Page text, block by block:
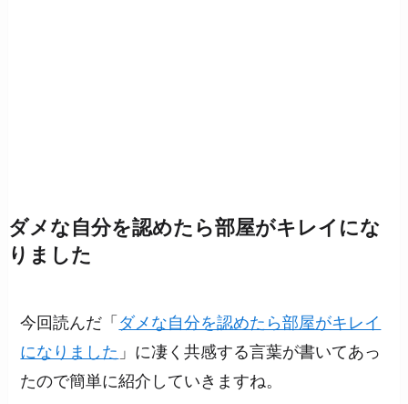
ダメな自分を認めたら部屋がキレイにな
りました
今回読んだ「 ダメな自分を認めたら部屋がキレイ
になりました 」に凄く共感する言葉が書いてあっ
たので簡単に紹介していきますね。